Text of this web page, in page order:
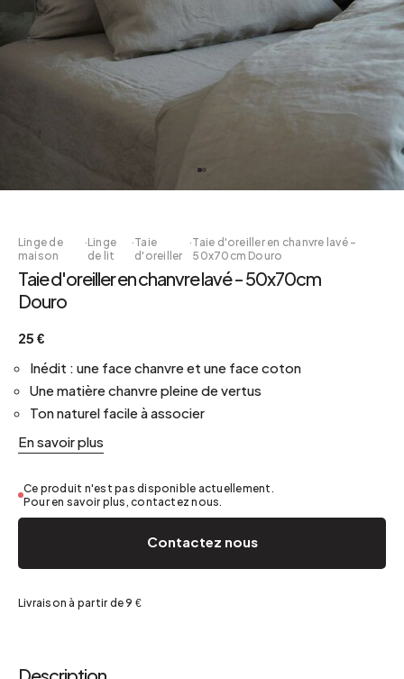
Linge de
maison
·Linge
de lit
·Taie
d'oreiller
·Taie d'oreiller en chanvre lavé -
50x70cm Douro
Taie d'oreiller en chanvre lavé - 50x70cm
Douro
25 €
Inédit : une face chanvre et une face coton
Une matière chanvre pleine de vertus
Ton naturel facile à associer
En savoir plus
Ce produit n'est pas disponible actuellement.
Pour en savoir plus, contactez nous.
Contactez nous
Livraison à partir de 9 €